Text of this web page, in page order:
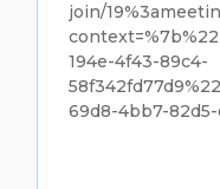
join/
194e-4f43-89c4-
69d8-4bb7-82d5-